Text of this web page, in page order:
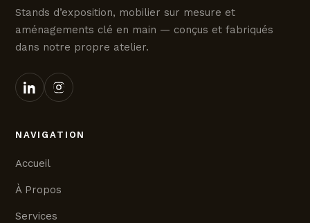
Stands d’exposition, mobilier sur mesure et
aménagements clé en main — conçus et fabriqués
dans notre propre atelier.
NAVIGATION
Accueil
À Propos
Services